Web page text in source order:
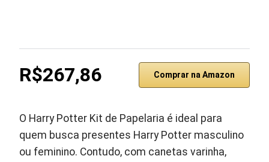
R$267,86 Comprar na Amazon
O Harry Potter Kit de Papelaria é ideal para
quem busca presentes Harry Potter masculino
ou feminino. Contudo, com canetas varinha,